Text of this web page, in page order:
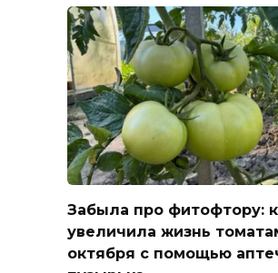
Забыла про фитофтору:
увеличила жизнь
октября с помощью